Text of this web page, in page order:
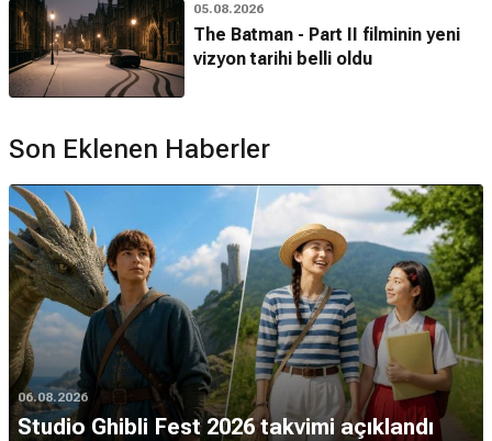
05.08.2026
The Batman - Part II filminin yeni
vizyon tarihi belli oldu
Son Eklenen Haberler
06.08.2026
Studio Ghibli Fest 2026 takvimi açıklandı